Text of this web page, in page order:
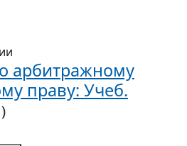
арбитражному
праву: Учеб.